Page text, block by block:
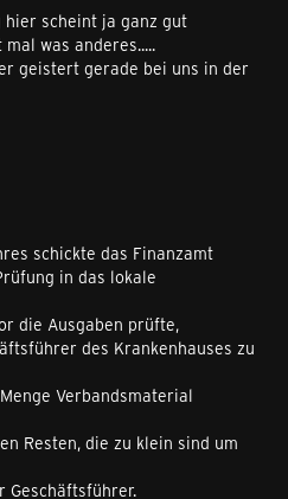
scheint ja ganz gut
was anderes.....
geistert gerade bei uns in der
schickte das Finanzamt
in das lokale
die Ausgaben prüfte,
des Krankenhauses zu
Verbandsmaterial
Resten, die zu klein sind um
Geschäftsführer.